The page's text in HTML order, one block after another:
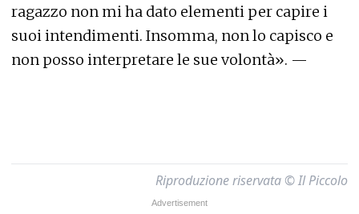
ragazzo non mi ha dato elementi per capire i
suoi intendimenti. Insomma, non lo capisco e
non posso interpretare le sue volontà». —
Riproduzione riservata © Il Piccolo